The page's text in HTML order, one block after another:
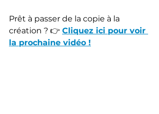
Prêt à passer de la copie à la
création ? 👉 Cliquez ici pour voir
la prochaine vidéo !